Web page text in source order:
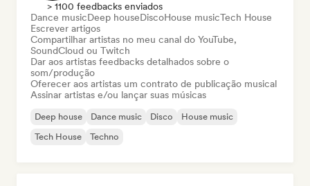
> 1100 feedbacks enviados
Dance musicDeep houseDiscoHouse musicTech House
Escrever artigos
Compartilhar artistas no meu canal do YouTube,
SoundCloud ou Twitch
Dar aos artistas feedbacks detalhados sobre o
som/produção
Oferecer aos artistas um contrato de publicação musical
Assinar artistas e/ou lançar suas músicas
Deep house Dance music Disco
House music
Tech House
Techno